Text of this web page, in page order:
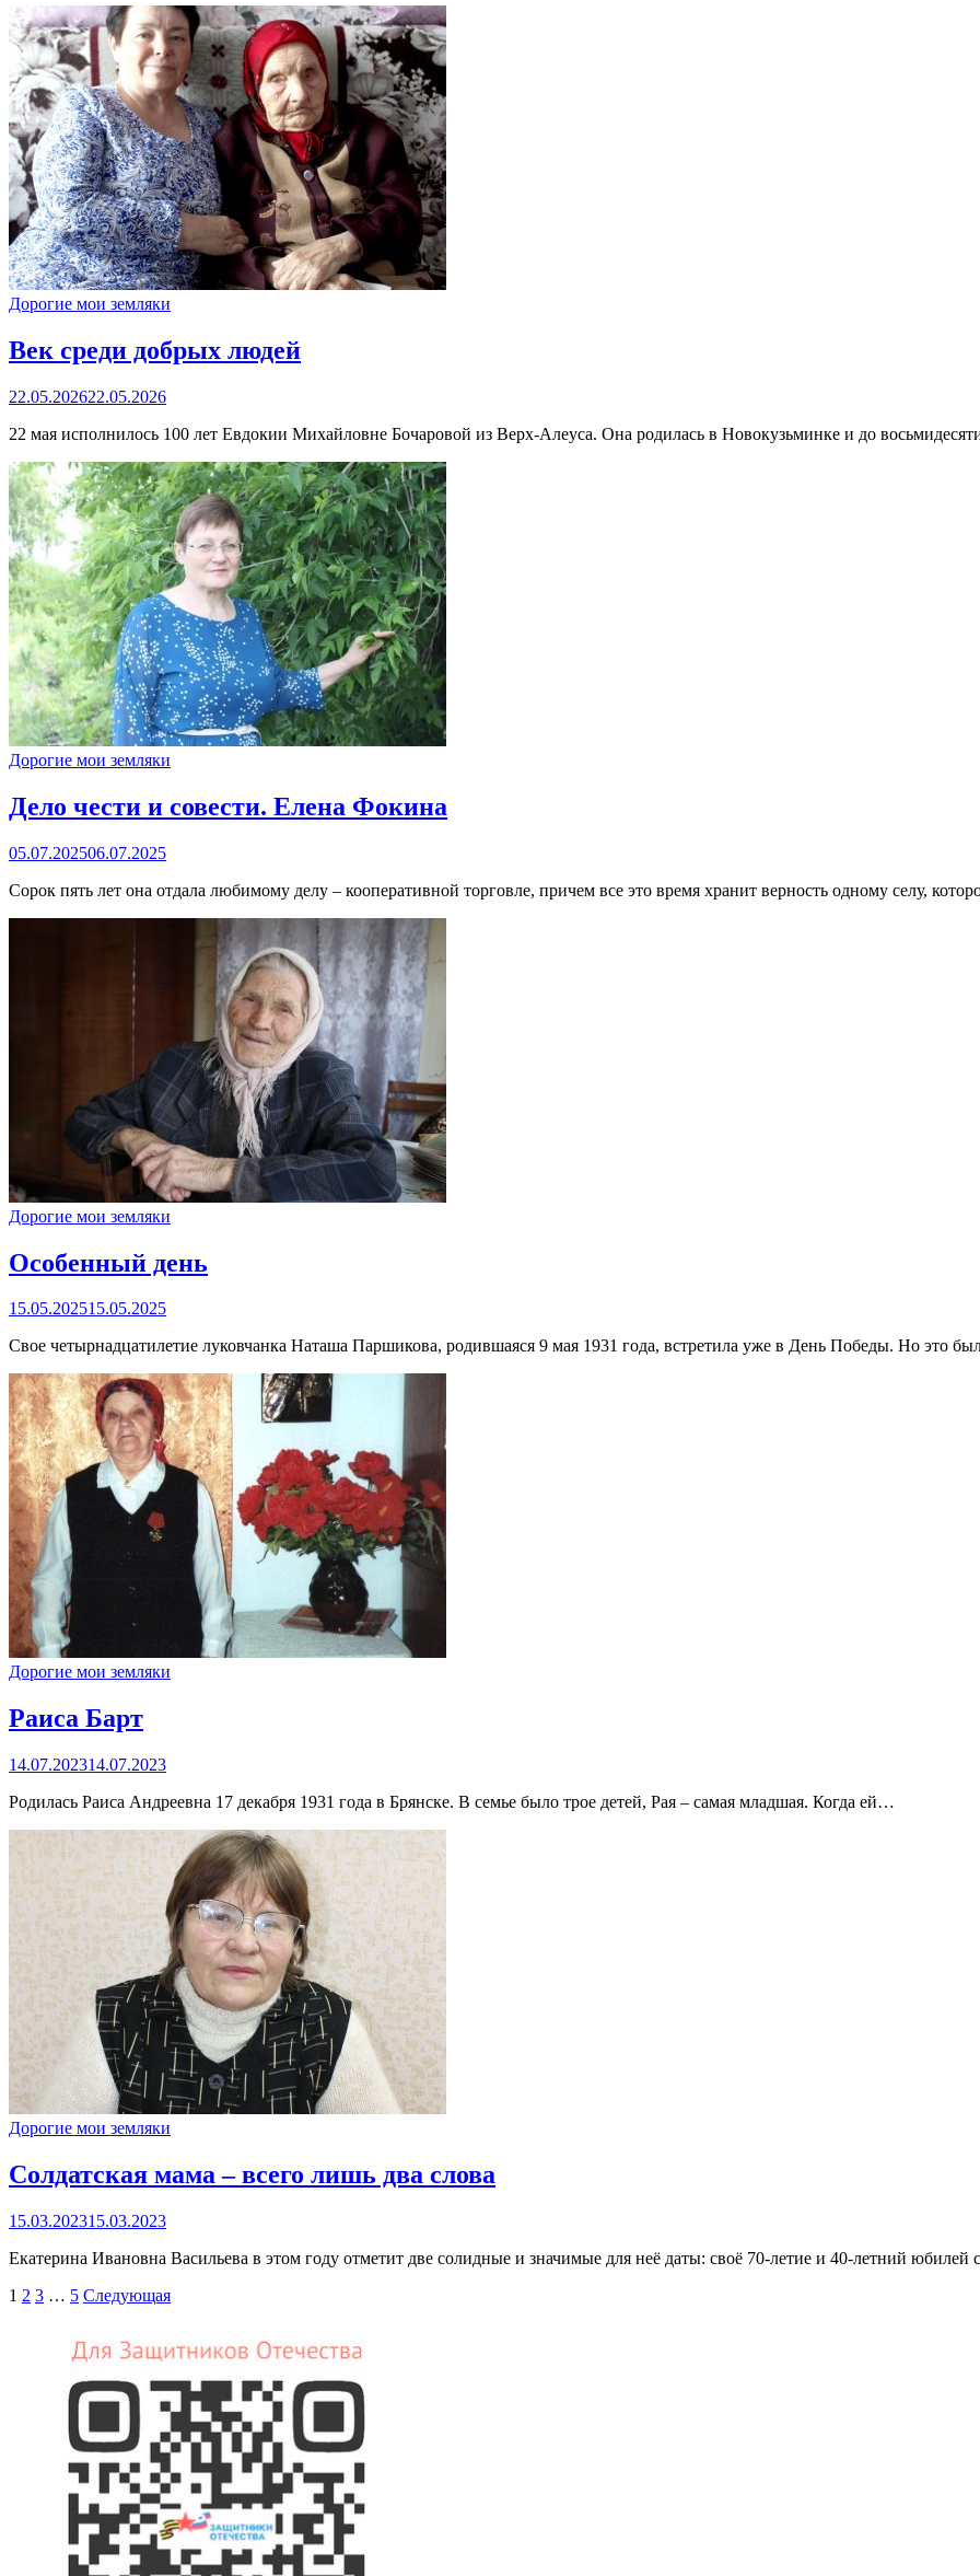
Дорогие мои земляки
Век среди добрых людей
22.05.202622.05.2026
22 мая исполнилось 100 лет Евдокии Михайловне Бочаровой из Верх-Алеуса. Она родилась в Новокузьминке и до
Дорогие мои земляки
Дело чести и совести. Елена Фокина
05.07.202506.07.2025
Сорок пять лет она отдала любимому делу – кооперативной торговле, причем все это время хранит верность одному селу,
Дорогие мои земляки
Особенный день
15.05.202515.05.2025
Свое четырнадцатилетие луковчанка Наташа Паршикова, родившаяся 9 мая 1931 года, встретила уже в День Победы. Но это
Дорогие мои земляки
Раиса Барт
14.07.202314.07.2023
Родилась Раиса Андреевна 17 декабря 1931 года в Брянске. В семье было трое детей, Рая – самая младшая. Когда ей…
Дорогие мои земляки
Солдатская мама – всего лишь два слова
15.03.202315.03.2023
Екатерина Ивановна Васильева в этом году отметит две солидные и значимые для неё даты: своё 70-летие и 40-летний юбилей
Пагинация
1 2 3 … 5 Следующая